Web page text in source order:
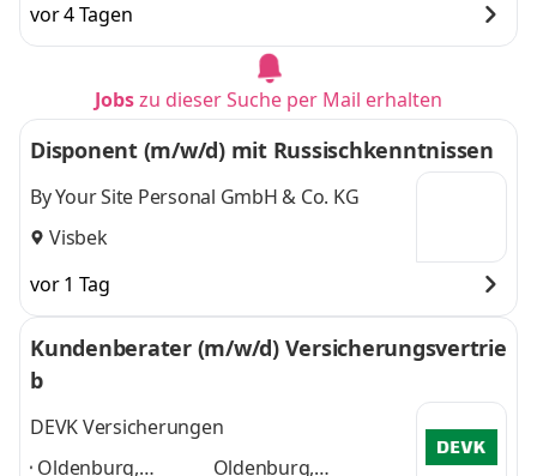
vor 4 Tagen
Jobszu dieser Suche per Mail erhalten
Disponent (m/w/d) mit Russischkenntnissen
By Your Site Personal GmbH & Co. KG
Visbek
vor 1 Tag
Kundenberater (m/w/d) Versicherungsvertrie
b
DEVK Versicherungen
Oldenburg,
Oldenburg,